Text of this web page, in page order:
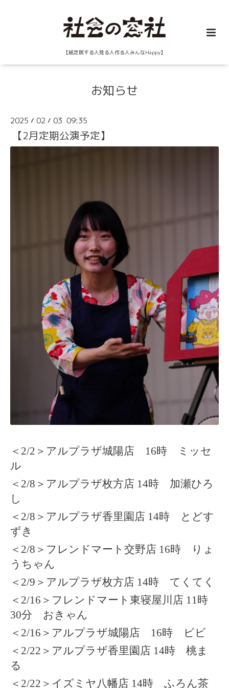
【紙芝居する人見る人作る人みんなHappy】
お知らせ
2025 / 02 / 03 09:35
【2月定期公演予定】
＜2/2＞アルプラザ城陽店 16時 ミッセ
ル
＜2/8＞アルプラザ枚方店 14時 加瀬ひろ
し
＜2/8＞アルプラザ香里園店 14時 とどす
ずき
＜2/8＞フレンドマート交野店 16時 りょ
うちゃん
＜2/9＞アルプラザ枚方店 14時 てくてく
＜2/16＞フレンドマート東寝屋川店 11時
30分 おきゃん
＜2/16＞アルプラザ城陽店 16時 ビビ
＜2/22＞アルプラザ香里園店 14時 桃ま
る
＜2/22＞イズミヤ八幡店 14時 ふろん茶